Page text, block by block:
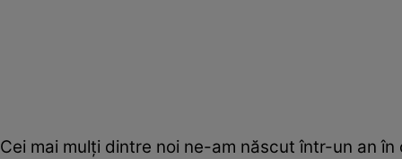
Cei mai mulți dintre noi ne-am născut într-un an